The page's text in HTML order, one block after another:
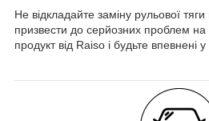
Не відкладайте заміну рульової
призвести до серйозних проблем на
продукт від Raiso і будьте впевнені